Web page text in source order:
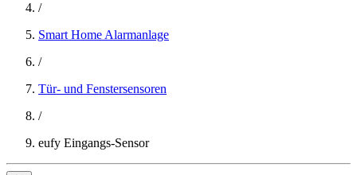
/
Smart Home Alarmanlage
/
Tür- und Fenstersensoren
/
eufy Eingangs-Sensor